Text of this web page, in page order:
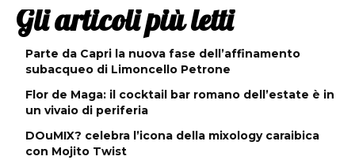
Gli articoli più letti
Parte da Capri la nuova fase dell’affinamento
subacqueo di Limoncello Petrone
Flor de Maga: il cocktail bar romano dell’estate è in
un vivaio di periferia
DOuMIX? celebra l’icona della mixology caraibica
con Mojito Twist